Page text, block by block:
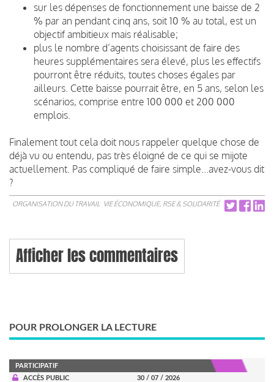
sur les dépenses de fonctionnement une baisse de 2
% par an pendant cinq ans, soit 10 % au total, est un
objectif ambitieux mais réalisable;
plus le nombre d’agents choisissant de faire des
heures supplémentaires sera élevé, plus les effectifs
pourront être réduits, toutes choses égales par
ailleurs. Cette baisse pourrait être, en 5 ans, selon les
scénarios, comprise entre 100 000 et 200 000
emplois.
Finalement tout cela doit nous rappeler quelque chose de
déjà vu ou entendu, pas très éloigné de ce qui se mijote
actuellement. Pas compliqué de faire simple...avez-vous dit
?
ORGANISATION DU TRAVAIL VIE ÉCONOMIQUE, RSE & SOLIDARITÉ
Afficher les commentaires
POUR PROLONGER LA LECTURE
PARTICIPATIF
ACCÈS PUBLIC
30 / 07 / 2026